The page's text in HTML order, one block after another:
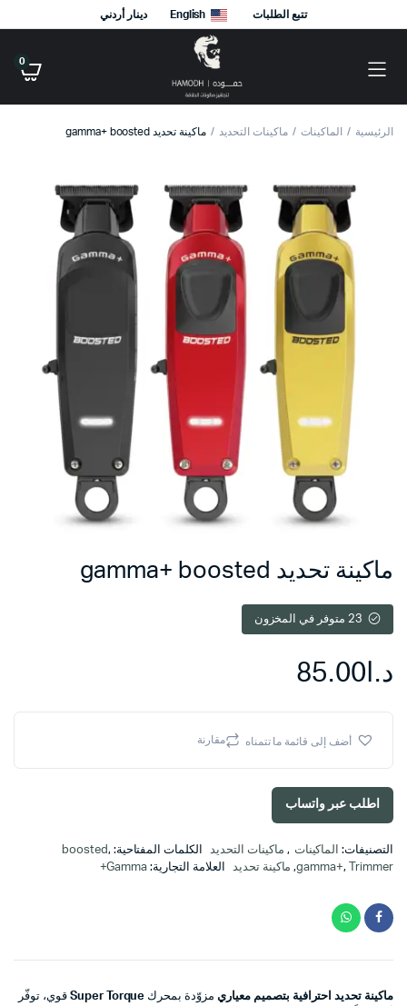
تتبع الطلبات English دينار أردني
0
الرئيسية الماكينات ماكينات التحديد ماكينة تحديد gamma+ boosted
ماكينة تحديد gamma+ boosted
23 متوفر في المخزون
د.ا85.00
أضف إلى قائمة ما تتمناه مقارنة
اطلب عبر واتساب
التصنيفات: الماكينات , ماكينات التحديد الكلمات المفتاحية: boosted,
gamma+, Trimmer
, ماكينة تحديد العلامة التجارية: Gamma+
ماكينة تحديد احترافية بتصميم معياريمزوّدة بمحرك Super Torque قوي، توفّر